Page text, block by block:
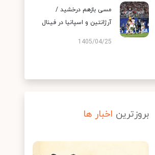
مسی بازهم درخشید /
آرژانتین و اسپانیا در فینال
1405/04/25
بروزترین اخبار ها